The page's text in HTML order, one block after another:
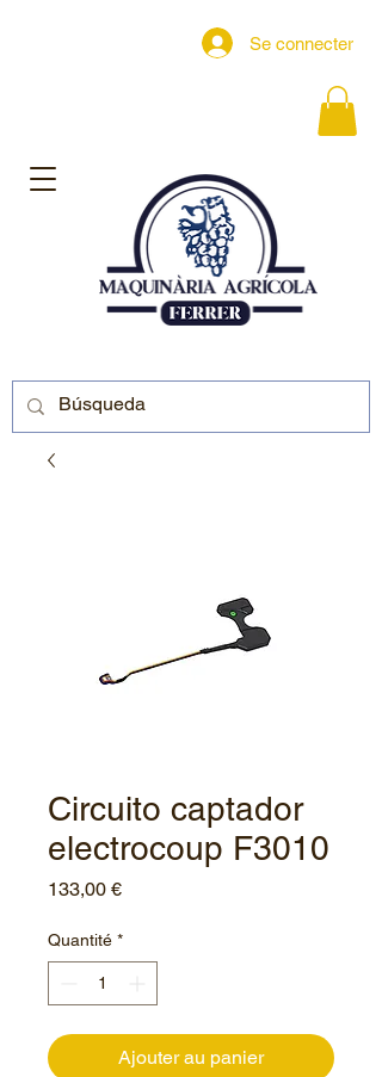
Se connecter
Circuito captador
electrocoup F3010
133,00 €Prix
Quantité *
Ajouter au panier